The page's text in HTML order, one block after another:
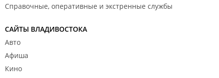
Справочные, оперативные и экстренные службы
САЙТЫ ВЛАДИВОСТОКА
Авто
Афиша
Кино